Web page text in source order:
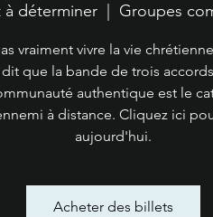
à déterminer
  |
Groupes
vraiment vivre la vie
dit que la bande de trois
authentique est le
à distance. Cliquez ici
aujourd'hui.
Acheter des billets